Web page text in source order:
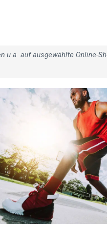
u.a. auf ausgewählte Online-